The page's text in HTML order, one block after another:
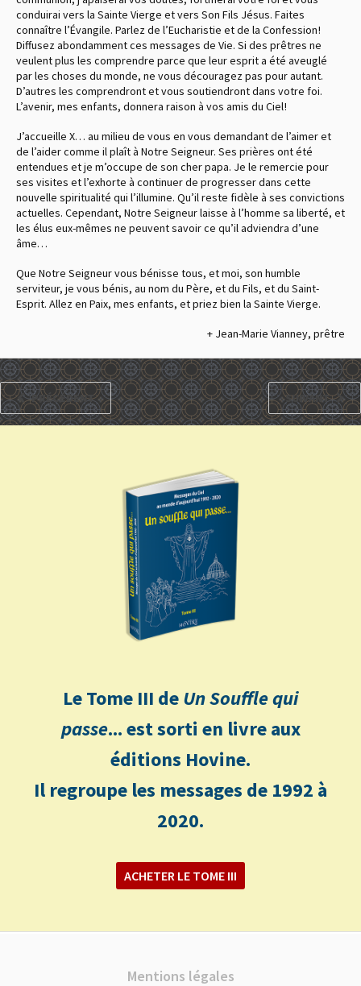
conduirai vers la Sainte Vierge et vers Son Fils Jésus. Faites
connaître l’Évangile. Parlez de l’Eucharistie et de la Confession !
Diffusez abondamment ces messages de Vie. Si des prêtres ne
veulent plus les comprendre parce que leur esprit a été aveuglé
par les choses du monde, ne vous découragez pas pour autant.
D’autres les comprendront et vous soutiendront dans votre foi.
L’avenir, mes enfants, donnera raison à vos amis du Ciel !
J’accueille X… au milieu de vous en vous demandant de l’aimer et
de l’aider comme il plaît à Notre Seigneur. Ses prières ont été
entendues et je m’occupe de son cher papa. Je le remercie pour
ses visites et l’exhorte à continuer de progresser dans cette
nouvelle spiritualité qui l’illumine. Qu’il reste fidèle à ses convictions
actuelles. Cependant, Notre Seigneur laisse à l’homme sa liberté, et
les élus eux-mêmes ne peuvent savoir ce qu’il adviendra d’une
âme…
Que Notre Seigneur vous bénisse tous, et moi, son humble
serviteur, je vous bénis, au nom du Père, et du Fils, et du Saint-
Esprit. Allez en Paix, mes enfants, et priez bien la Sainte Vierge.
+ Jean-Marie Vianney, prêtre
PRÉCÉDENT SUIVANT
Le Tome III deUn Souffle qui
passe... est sorti en livre aux
éditions Hovine.
Il regroupe les messages de 1992 à
2020.
ACHETER LE TOME III
Mentions légales